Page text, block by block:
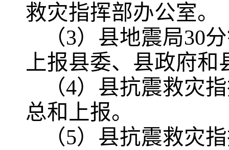
救灾指挥部办公室。
（3）县地震局30
上报县委、县政府和
（4）县抗震救灾
总和上报。
（5）县抗震救灾